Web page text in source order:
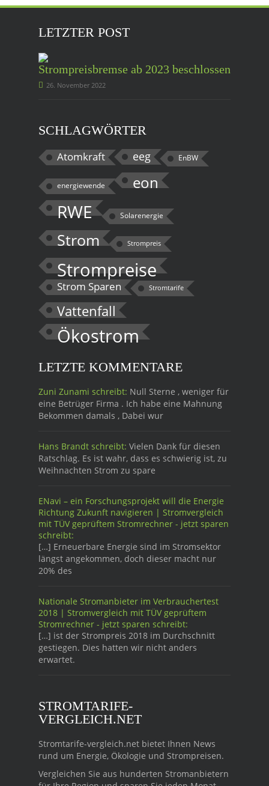
LETZTER POST
Strompreisbremse ab 2023 beschlossen
26. November 2022
SCHLAGWÖRTER
Atomkraft eeg EnBW
energiewende eon
RWE Solarenergie
Strom Strompreis
Strompreise
Strom Sparen Stromtarife
Vattenfall
Ökostrom
LETZTE KOMMENTARE
Zuni Zunami schreibt: Null Sterne , weniger für
eine Betrüger Firma . Ich habe eine Mahnung
Bekommen damals , Dabei wur
Hans Brandt schreibt: Vielen Dank für diesen
Ratschlag. Es ist wahr, dass es schwierig ist, zu
Weihnachten Strom zu spare
ENavi – ein Forschungsprojekt will die Energie
Richtung Zukunft navigieren | Stromvergleich
mit TÜV geprüftem Stromrechner - jetzt sparen
schreibt:
[…] Erneuerbare Energie sind im Stromsektor
längst angekommen, doch dieser macht nur
20% des
Nationale Stromanbieter im Verbrauchertest
2018 | Stromvergleich mit TÜV geprüftem
Stromrechner - jetzt sparen schreibt:
[…] ist der Strompreis 2018 im Durchschnitt
gestiegen. Dies hatten wir nicht anders
erwartet.
STROMTARIFE-
VERGLEICH.NET
Stromtarife-vergleich.net bietet Ihnen News
rund um Energie, Ökologie und Strompreisen.
Vergleichen Sie aus hunderten Stromanbietern